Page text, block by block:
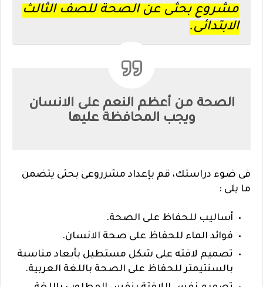
مشروع بحثى عن الصحة للصف الثالث
الابتدائى.
الصحة من أعظم النعم على الانسان
ويجب المحافظة عليها
فى ضوء دراستك، قم بإعداد مشرروعى بحثى يتضمن
ما يلى :
أساليب للحفاظ على الصحة.
فوائد الماء للحفاظ على صحة الانسان.
تصميم لافته على شكل مستطيل بأبعاد مناسبة
بالسنتيمتر للحفاظ على الصحة باللغة العربية.